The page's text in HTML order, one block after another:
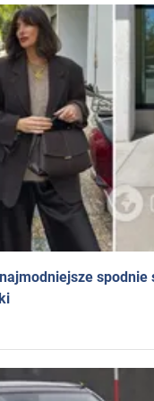
spodnie